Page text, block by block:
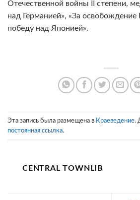
Отечественной войны II степени,
над Германией», «За освобождение
победу над Японией».
Эта запись была размещена в Краеведение.
постоянная ссылка.
CENTRAL TOWNLIB